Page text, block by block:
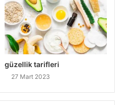
güzellik tarifleri
27 Mart 2023